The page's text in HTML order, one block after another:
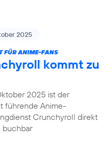
2025
FÜR ANIME-FANS
kommt zu
2025 ist der
führende Anime-
Crunchyroll direkt
buchbar